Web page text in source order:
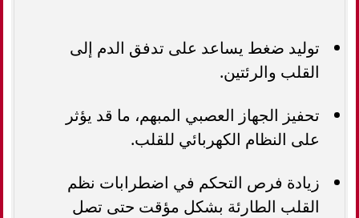
توليد ضغط يساعد على تدفق الدم إلى
القلب والرئتين.
تحفيز الجهاز العصبي المبهم، ما قد يؤثر
على النظام الكهربائي للقلب.
زيادة فرص التحكم في اضطرابات نظم
القلب الطارئة بشكل مؤقت حتى تصل